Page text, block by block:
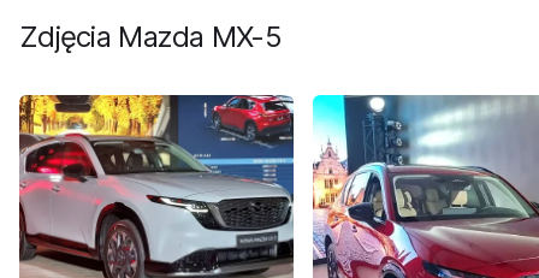
Zdjęcia Mazda MX-5